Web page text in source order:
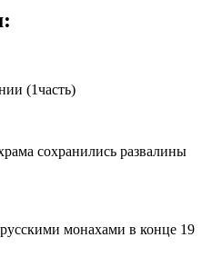
(1часть)
сохранились развалины
монахами в конце 19